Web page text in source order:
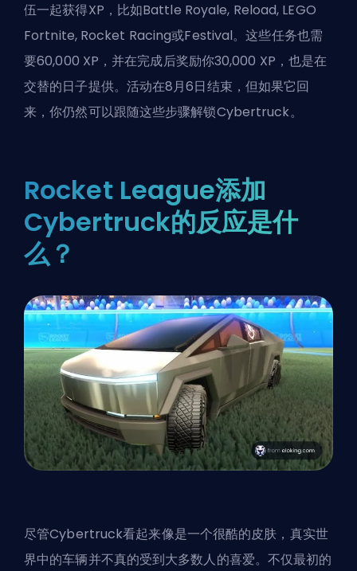
伍一起获得XP，比如Battle Royale, Reload, LEGO
Fortnite, Rocket Racing或Festival。这些任务也需
要60,000 XP，并在完成后奖励你30,000 XP，也是在
交替的日子提供。活动在8月6日结束，但如果它回
来，你仍然可以跟随这些步骤解锁Cybertruck。
Rocket League添加
Cybertruck的反应是什
么？
尽管Cybertruck看起来像是一个很酷的皮肤，真实世
界中的车辆并不真的受到大多数人的喜爱。不仅最初的